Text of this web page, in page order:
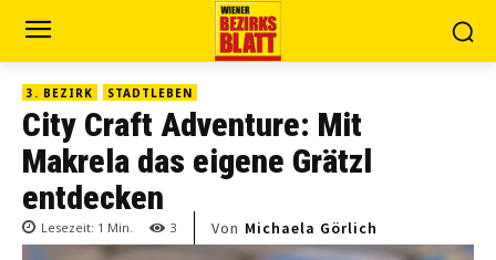
3. BEZIRK STADTLEBEN
City Craft Adventure: Mit
Makrela das eigene Grätzl
entdecken
Lesezeit: 1 Min. 3 Von Michaela Görlich